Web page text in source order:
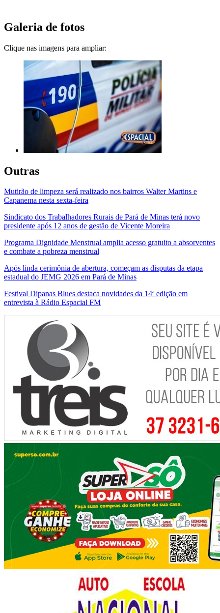
Galeria de fotos
Clique nas imagens para ampliar:
Outras
Mutirão de limpeza será realizado nos bairros Walter Martins e
Capanema nesta sexta-feira
Sindicato dos Trabalhadores Rurais de Pará de Minas terá novo
presidente após 12 anos de gestão de Vicente Moreira
Programa Dignidade Menstrual amplia acesso gratuito a absorventes
e combate a pobreza menstrual
Após linda cerimônia de abertura, começam as disputas da etapa
estadual do JEMG 2026 em Pará de Minas
Festival Dipanas Blues destaca novidades da 14ª edição em
entrevista à Rádio Espacial FM